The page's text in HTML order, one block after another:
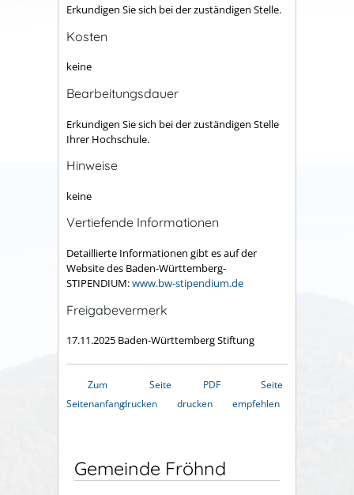
Erkundigen Sie sich bei der zuständigen Stelle.
Kosten
keine
Bearbeitungsdauer
Erkundigen Sie sich bei der zuständigen Stelle
Ihrer Hochschule.
Hinweise
keine
Vertiefende Informationen
Detaillierte Informationen gibt es auf der
Website des Baden-Württemberg-
STIPENDIUM:www.bw-stipendium.de
Freigabevermerk
17.11.2025 Baden-Württemberg Stiftung
Zum
Seitenanfang
Seite
drucken
PDF
drucken
Seite
empfehlen
Gemeinde Fröhnd